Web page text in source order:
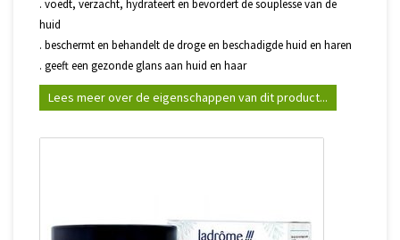
. voedt, verzacht, hydrateert en bevordert de souplesse van de
huid
. beschermt en behandelt de droge en beschadigde huid en haren
. geeft een gezonde glans aan huid en haar
Lees meer over de eigenschappen van dit product...